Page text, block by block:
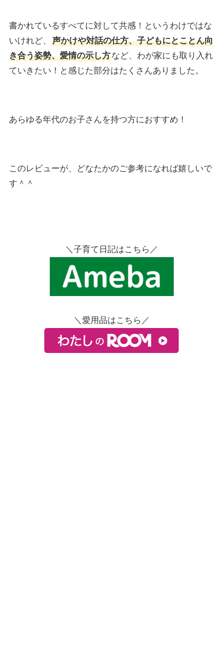
書かれているすべてに対して共感！というわけではな
いけれど、
声かけや対話の仕方、子どもにとことん向
き合う姿勢、愛情の示し方など、わが家にも取り入れ
ていきたい！と感じた部分はたくさんありました。
あらゆる年代のお子さんを持つ方におすすめ！
このレビューが、どなたかのご参考になれば嬉しいで
す＾＾
＼子育て日記はこちら／
＼愛用品はこちら／